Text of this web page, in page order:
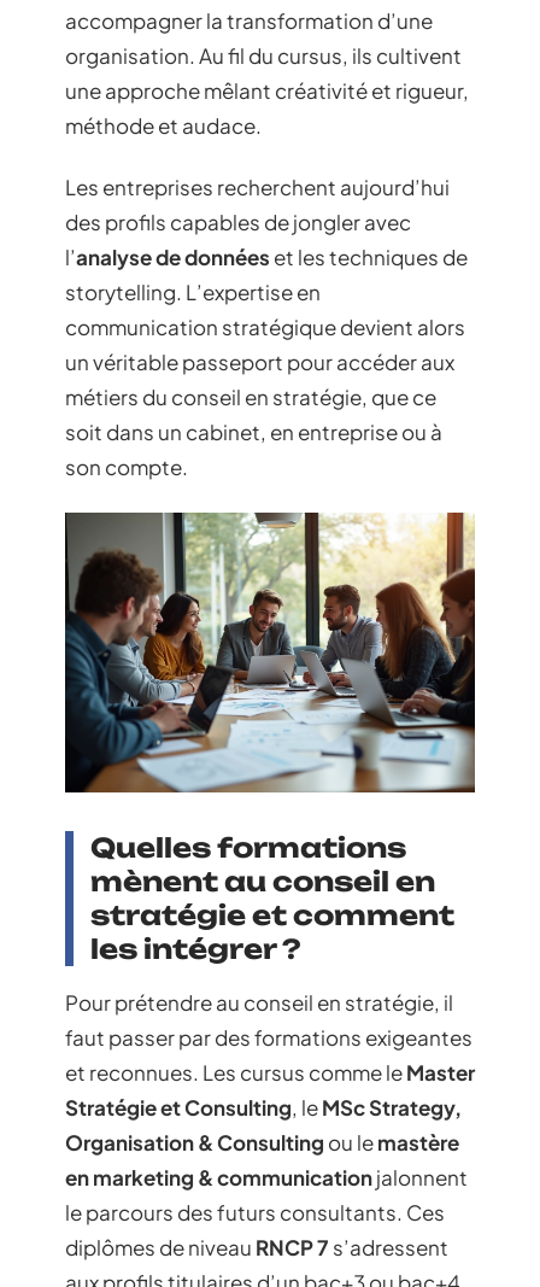
accompagner la transformation d’une
organisation. Au fil du cursus, ils cultivent
une approche mêlant créativité et rigueur,
méthode et audace.
Les entreprises recherchent aujourd’hui
des profils capables de jongler avec
l’analyse de données et les techniques de
storytelling. L’expertise en
communication stratégique devient alors
un véritable passeport pour accéder aux
métiers du conseil en stratégie, que ce
soit dans un cabinet, en entreprise ou à
son compte.
Quelles formations
mènent au conseil en
stratégie et comment
les intégrer ?
Pour prétendre au conseil en stratégie, il
faut passer par des formations exigeantes
et reconnues. Les cursus comme leMaster
Stratégie et Consulting, leMSc Strategy,
Organisation & Consulting ou lemastère
en marketing & communicationjalonnent
le parcours des futurs consultants. Ces
diplômes de niveau RNCP 7 s’adressent